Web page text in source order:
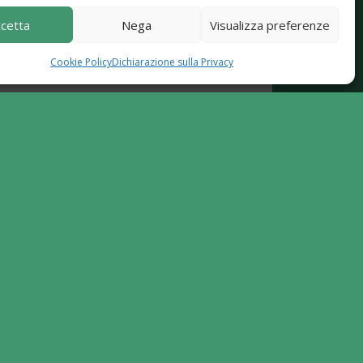
Nega Visualizza preferenze
Cookie PolicyDichiarazione sulla Privacy